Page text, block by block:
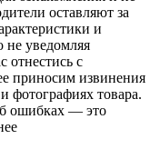
оставляют за
и
не уведомляя
отнестись с
приносим извинения
фотографиях товара.
ошибках — это